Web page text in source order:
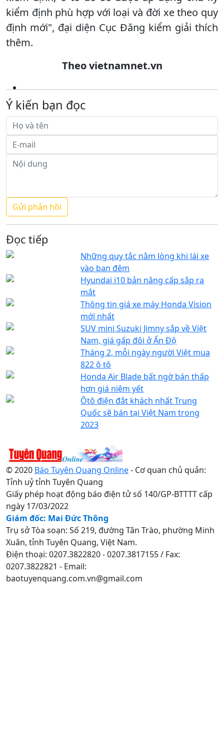
kiểm định phù hợp với loại và đời xe theo quy
định mới", đại diện Cục Đăng kiểm giải thích
thêm.
Theo vietnamnet.vn
Ý kiến bạn đọc
Đọc tiếp
Những quy tắc nằm lòng khi lái xe
vào ban đêm
Hyundai i10 bản nâng cấp sắp ra
mắt
Thông tin giá xe máy Honda Vision
mới nhất
SUV mini Suzuki Jimny sắp về Việt
Nam, giá gấp đôi ở Ấn Độ
Tháng 2, mỗi ngày người Việt mua
822 ô tô
Honda Air Blade bất ngờ bán thấp
hơn giá niêm yết
Ôtô điện đắt khách nhất Trung
Quốc sẽ bán tại Việt Nam trong
2023
© 2020 Báo Tuyên Quang Online- Cơ quan chủ quản:
Tỉnh uỷ tỉnh Tuyên Quang
Giấy phép hoạt động báo điện tử số 140/GP-BTTTT cấp
ngày 17/03/2022
Giám đốc: Mai Đức Thông
Trụ sở Tòa soạn: Số 219, đường Tân Trào, phường Minh
Xuân, tỉnh Tuyên Quang, Việt Nam.
Điện thoại: 0207.3822820 - 0207.3817155 / Fax:
0207.3822821 - Email:
baotuyenquang.com.vn@gmail.com